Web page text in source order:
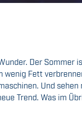
Der Sommer
wenig Fett
Und
Trend. Was im